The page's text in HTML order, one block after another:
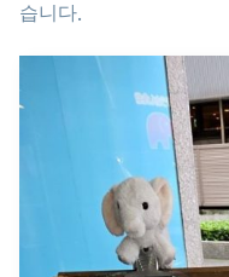
습니다.